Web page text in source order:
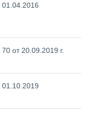
01.04.2016
70 от 20.09.2019 г.
01.10.2019